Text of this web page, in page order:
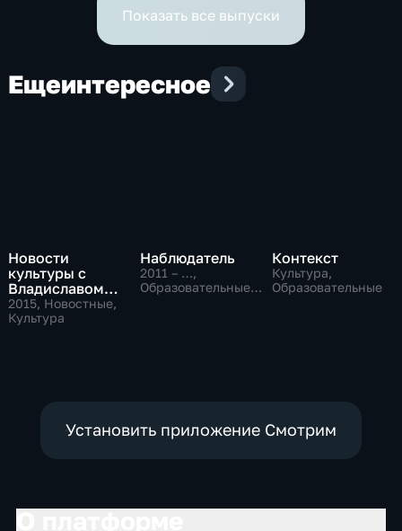
Показать все выпуски
Ещеинтересное
Новости
культуры с
Владиславом
Флярковским
2015, Новостные,
Культура
Наблюдатель
2011 – …,
Образовательные,
Контекст
Культура,
Образовательные
Установить приложение Смотрим